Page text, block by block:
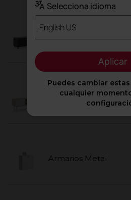
Armario Longo
Armarios Metal
Selecciona idioma
English US
Aplicar
Puedes cambiar
cualquier